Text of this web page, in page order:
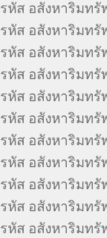
รหัส อสังหาริมทรั
รหัส อสังหาริมทรั
รหัส อสังหาริมทรั
รหัส อสังหาริมทรั
รหัส อสังหาริมทรั
รหัส อสังหาริมทรั
รหัส อสังหาริมทรั
รหัส อสังหาริมทรั
รหัส อสังหาริมทรั
รหัส อสังหาริมทรั
รหัส อสังหาริมทรั